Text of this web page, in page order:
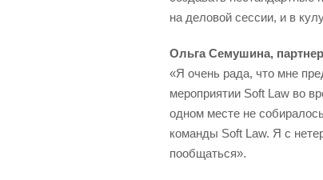
на деловой сессии, и в
Ольга Семушина,
«Я очень рада, что мне
мероприятии Soft Law во
одном месте не
команды Soft Law. Я с
пообщаться».